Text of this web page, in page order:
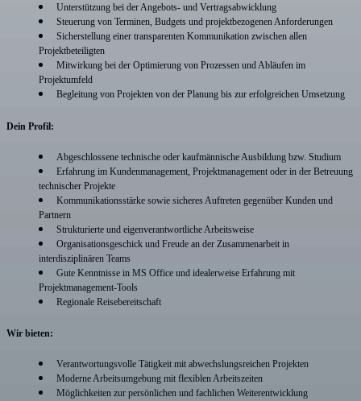
Unterstützung bei der Angebots- und Vertragsabwicklung
Steuerung von Terminen, Budgets und projektbezogenen Anforderungen
Sicherstellung einer transparenten Kommunikation zwischen allen
Projektbeteiligten
Mitwirkung bei der Optimierung von Prozessen und Abläufen im
Projektumfeld
Begleitung von Projekten von der Planung bis zur erfolgreichen Umsetzung
Dein Profil:
Abgeschlossene technische oder kaufmännische Ausbildung bzw. Studium
Erfahrung im Kundenmanagement, Projektmanagement oder in der Betreuung
technischer Projekte
Kommunikationsstärke sowie sicheres Auftreten gegenüber Kunden und
Partnern
Strukturierte und eigenverantwortliche Arbeitsweise
Organisationsgeschick und Freude an der Zusammenarbeit in
interdisziplinären Teams
Gute Kenntnisse in MS Office und idealerweise Erfahrung mit
Projektmanagement-Tools
Regionale Reisebereitschaft
Wir bieten:
Verantwortungsvolle Tätigkeit mit abwechslungsreichen Projekten
Moderne Arbeitsumgebung mit flexiblen Arbeitszeiten
Möglichkeiten zur persönlichen und fachlichen Weiterentwicklung